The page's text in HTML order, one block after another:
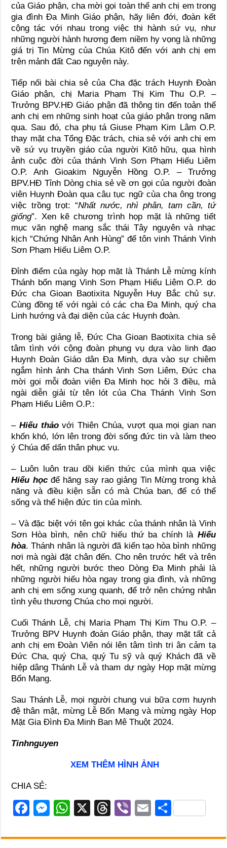
của Giáo phận, cha mời gọi toàn thể anh chị em trong
gia đình Đa Minh Giáo phận, hãy liên đới, đoàn kết
cộng tác với nhau trong việc thi hành sứ vụ, như
những người hành hương đem niềm hy vọng là những
giá trị Tin Mừng của Chúa Kitô đến với anh chị em
trên mảnh đất Cao nguyên này.
Tiếp nối bài chia sẻ của Cha đặc trách Huynh Đoàn
Giáo phận, chị Maria Phạm Thị Kim Thu O.P. –
Trưởng BPV.HĐ Giáo phận đã thông tin đến toản thể
anh chị em những sinh hoạt của giáo phận trong năm
qua. Sau đó, cha phụ tá Giuse Phạm Kim Lâm O.P.
thay mặt cha Tổng Đặc trách, chia sẻ với anh chị em
về sứ vụ truyền giáo của người Kitô hữu, qua hình
ảnh cuộc đời của thánh Vinh Sơn Phạm Hiếu Liêm
O.P. Anh Gioakim Nguyễn Hồng O.P. – Trưởng
BPV.HĐ Tỉnh Dòng chia sẻ về ơn gọi của người đoàn
viên Huynh Đoàn qua câu tục ngữ của cha ông trong
việc trồng trọt: “Nhất nước, nhì phân, tam cần, tứ
giống”. Xen kẽ chương trình họp mặt là những tiết
mục văn nghệ mang sắc thái Tây nguyên và nhạc
kịch “Chứng Nhân Anh Hùng” để tôn vinh Thánh Vinh
Sơn Phạm Hiếu Liêm O.P.
Đỉnh điểm của ngày họp mặt là Thánh Lễ mừng kính
Thánh bổn mạng Vinh Sơn Phạm Hiếu Liêm O.P. do
Đức cha Gioan Baotixita Nguyễn Huy Bắc chủ sự.
Cùng đồng tế với ngài có các cha Đa Minh, quý cha
Linh hướng và đại diện của các Huynh đoàn.
Trong bài giảng lễ, Đức Cha Gioan Baotixita chia sẻ
tâm tình với cộng đoàn phụng vụ dựa vào linh đạo
Huynh Đoàn Giáo dân Đa Minh, dựa vào sự chiêm
ngắm hình ảnh Cha thánh Vinh Sơn Liêm, Đức cha
mời gọi mỗi đoàn viên Đa Minh học hỏi 3 điều, mà
ngài diễn giải từ tên lót của Cha Thánh Vinh Sơn
Phạm Hiếu Liêm O.P.:
– Hiếu thảovới Thiên Chúa, vượt qua mọi gian nan
khốn khó, lớn lên trong đời sống đức tin và làm theo
ý Chúa để dấn thân phục vụ.
– Luôn luôn trau dồi kiến thức của mình qua việc
Hiếu họcđể hăng say rao giảng Tin Mừng trong khả
năng và điều kiện sẵn có mà Chúa ban, để có thể
sống và thể hiện đức tin của mình.
– Và đặc biệt với tên gọi khác của thánh nhân là Vinh
Sơn Hòa bình, nên chữ hiếu thứ ba chính là Hiếu
hòa. Thánh nhân là người đã kiến tạo hòa bình những
nơi mà ngài đặt chân đến. Cho nên trước hết và trên
hết, những người bước theo Dòng Đa Minh phải là
những người hiếu hòa ngay trong gia đình, và những
anh chị em sống xung quanh, để trở nên chứng nhân
tình yêu thương Chúa cho mọi người.
Cuối Thánh Lễ, chị Maria Phạm Thị Kim Thu O.P. –
Trưởng BPV Huynh đoàn Giáo phận, thay mặt tất cả
anh chị em Đoàn Viên nói lên tâm tình tri ân cảm tạ
Đức Cha, quý Cha, quý Tu sỹ và quý Khách đã về
hiệp dâng Thánh Lễ và tham dự ngày Họp mặt mừng
Bổn Mạng.
Sau Thánh Lễ, mọi người chung vui bữa cơm huynh
đệ thân mật, mừng Lễ Bổn Mạng và mừng ngày Họp
Mặt Gia Đình Đa Minh Ban Mê Thuột 2024.
Tinhnguyen
XEM THÊM HÌNH ẢNH
CHIA SẺ:
F
c
M
ss
W
at
X
T
e
Vi
er
E
ail
S
ar